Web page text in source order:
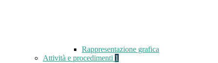
Rappresentazione grafica
Attività e procedimenti 1